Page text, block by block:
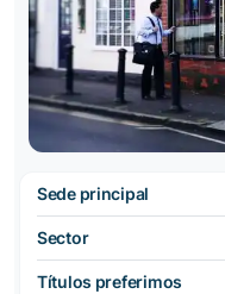
Sede principal
Sector
Títulos preferimos